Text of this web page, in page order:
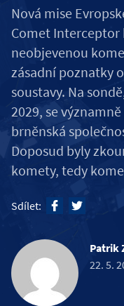
Nová mise
Comet
neobjevenou
zásadní poznatky
soustavy. Na
2029, se
brněnská
Doposud byly
komety, tedy
Sdílet:
Patrik
22. 5.